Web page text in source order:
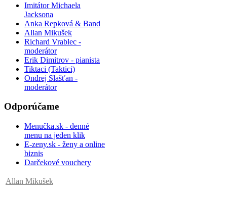
Imitátor Michaela
Jacksona
Anka Repková & Band
Allan Mikušek
Richard Vrablec -
moderátor
Erik Dimitrov - pianista
Tiktaci (Taktici)
Ondrej Slašťan -
moderátor
Odporúčame
Menučka.sk - denné
menu na jeden klik
E-zeny.sk - ženy a online
biznis
Darčekové vouchery
Allan Mikušek